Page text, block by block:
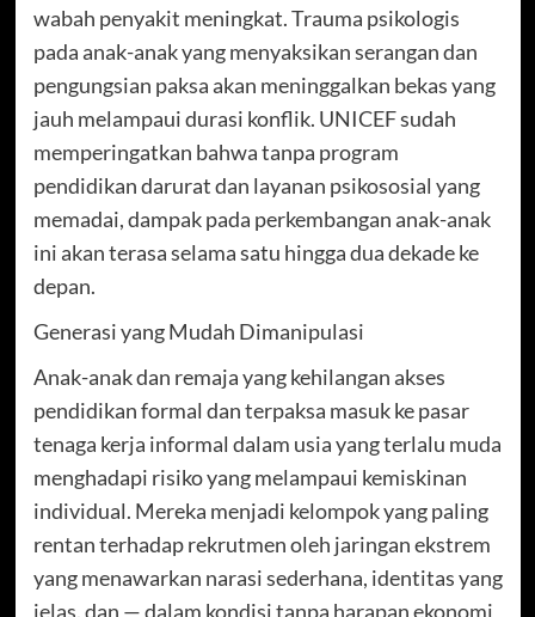
wabah penyakit meningkat. Trauma psikologis
pada anak-anak yang menyaksikan serangan dan
pengungsian paksa akan meninggalkan bekas yang
jauh melampaui durasi konflik. UNICEF sudah
memperingatkan bahwa tanpa program
pendidikan darurat dan layanan psikososial yang
memadai, dampak pada perkembangan anak-anak
ini akan terasa selama satu hingga dua dekade ke
depan.
Generasi yang Mudah Dimanipulasi
Anak-anak dan remaja yang kehilangan akses
pendidikan formal dan terpaksa masuk ke pasar
tenaga kerja informal dalam usia yang terlalu muda
menghadapi risiko yang melampaui kemiskinan
individual. Mereka menjadi kelompok yang paling
rentan terhadap rekrutmen oleh jaringan ekstrem
yang menawarkan narasi sederhana, identitas yang
jelas, dan — dalam kondisi tanpa harapan ekonomi